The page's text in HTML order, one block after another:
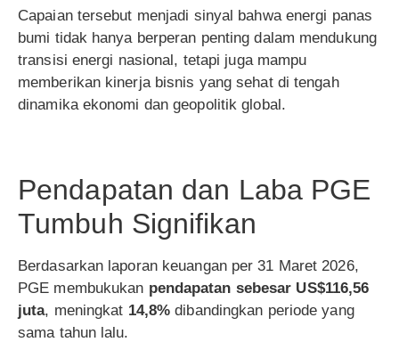
Capaian tersebut menjadi sinyal bahwa energi panas
bumi tidak hanya berperan penting dalam mendukung
transisi energi nasional, tetapi juga mampu
memberikan kinerja bisnis yang sehat di tengah
dinamika ekonomi dan geopolitik global.
Pendapatan dan Laba PGE
Tumbuh Signifikan
Berdasarkan laporan keuangan per 31 Maret 2026,
PGE membukukan pendapatan sebesar US$116,56
juta, meningkat 14,8% dibandingkan periode yang
sama tahun lalu.